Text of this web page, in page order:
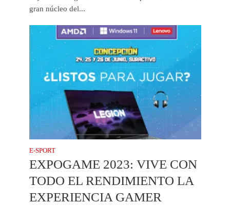
gran núcleo del...
E-SPORT
EXPOGAME 2023: VIVE CON
TODO EL RENDIMIENTO LA
EXPERIENCIA GAMER